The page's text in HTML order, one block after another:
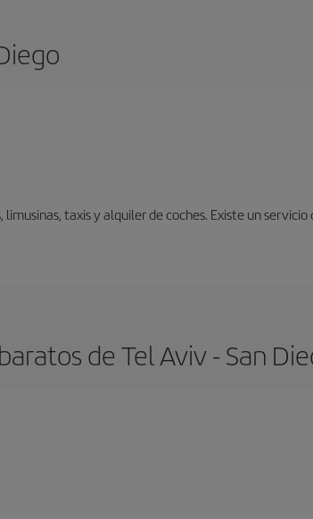
taxis y alquiler de coches. Existe un servicio
de Tel Aviv - San